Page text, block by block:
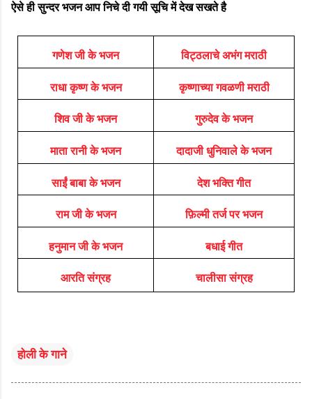
ऐसे ही सुन्दर भजन आप निचे दी गयी सूचि में देख सखते है
गणेश जी के भजन विट्ठलाचे अभंग मराठी
राधा कृष्ण के भजन कृष्णाच्या गवळणी मराठी
शिव जी के भजन गुरुदेव के भजन
माता रानी के भजन दादाजी धुनिवाले के भजन
साईं बाबा के भजन देश भक्ति गीत
राम जी के भजन फ़िल्मी तर्ज पर भजन
हनुमान जी के भजन बधाई गीत
आरति संग्रह चालीसा संग्रह
होली के गाने